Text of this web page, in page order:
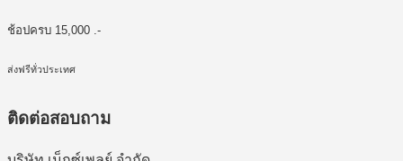
ช้อปครบ 15,000 .-
ส่งฟรีทั่วประเทศ
ติดต่อสอบถาม